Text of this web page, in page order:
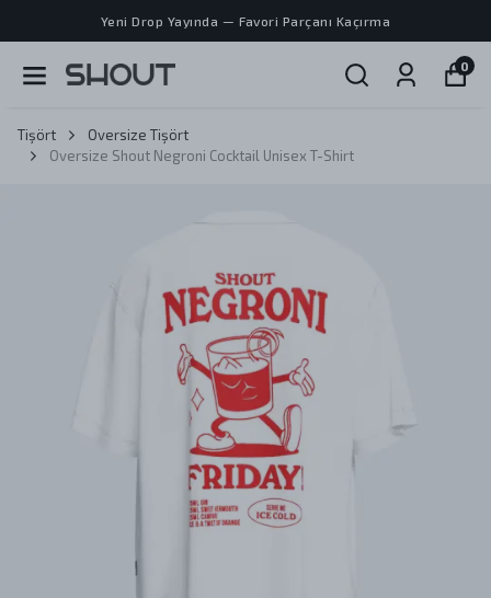
Yeni Drop Yayında — Favori Parçanı Kaçırma
0
Tişört
Oversize Tişört
Oversize Shout Negroni Cocktail Unisex T-Shirt